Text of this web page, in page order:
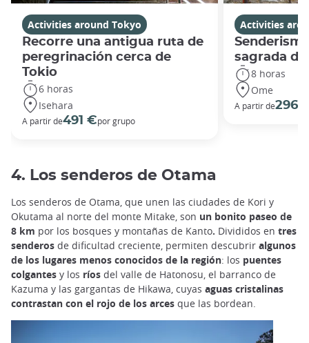
Activities around Tokyo
Recorre una antigua ruta de
peregrinación cerca de
Tokio
6 horas
Isehara
A partir de491 €por grupo
Activities
sagrada
8 horas
Ome
A partir de296
4. Los senderos de Otama
Los senderos de Otama, que unen las ciudades de Kori y
Okutama al norte del monte Mitake, son un bonito paseo de
8 km por los bosques y montañas de Kanto. Divididos en tres
senderos de dificultad creciente, permiten descubrir algunos
de los lugares menos conocidos de la región: los puentes
colgantes y los ríos del valle de Hatonosu, el barranco de
Kazuma y las gargantas de Hikawa, cuyas aguas cristalinas
contrastan con el rojo de los arces que las bordean.